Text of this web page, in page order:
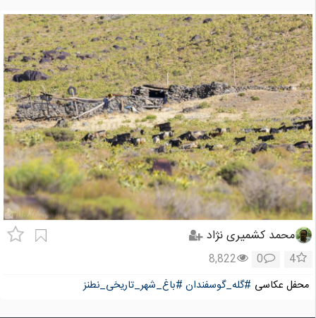
محمد کشمیری نژاد
4
0
8,822
محفل عکاسی #گله_گوسفندان #باغ_شهر_تاریخی_نطنز